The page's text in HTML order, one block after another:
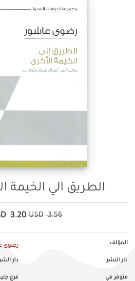
الطريق الي الخيمة
3.56
USD
3.20
المؤلف رضوى
دار النشر دار
متوفر في فرع